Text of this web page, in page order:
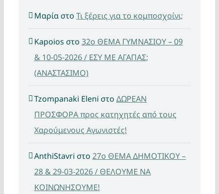
Μαρία στο Τι ξέρεις για το κομποσχοίνι;
Kapoios στο 32ο ΘΕΜΑ ΓΥΜΝΑΣΙΟΥ – 09
& 10-05-2026 / ΕΣΥ ΜΕ ΑΓΑΠΑΣ;
(ΑΝΑΣΤΑΣΙΜΟ)
Tzompanaki Eleni στο ΔΩΡΕΑΝ
ΠΡΟΣΦΟΡΑ προς κατηχητές από τους
Χαρούμενους Αγωνιστές!
AnthiStavri στο 27ο ΘΕΜΑ ΔΗΜΟΤΙΚΟΥ –
28 & 29-03-2026 / ΘΕΛΟΥΜΕ ΝΑ
ΚΟΙΝΩΝΗΣΟΥΜΕ!